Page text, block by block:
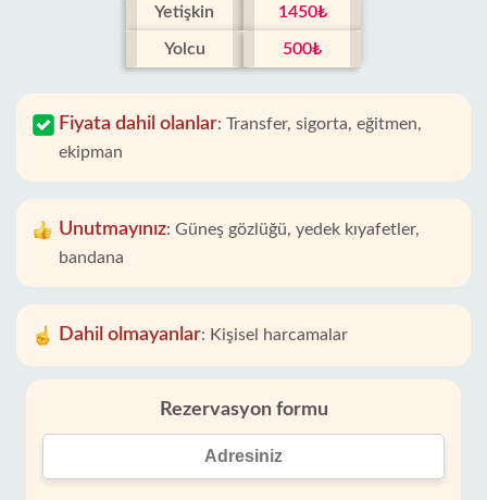
Yetişkin 1450₺
Yolcu 500₺
Fiyata dahil olanlar: Transfer, sigorta, eğitmen,
ekipman
Unutmayınız: Güneş gözlüğü, yedek kıyafetler,
bandana
Dahil olmayanlar: Kişisel harcamalar
Rezervasyon formu